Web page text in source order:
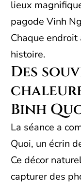
lieux
pagode Vinh
Chaque
histoire.
Des
Binh
La séance a
Quoi, un écrin
Ce décor
capturer des